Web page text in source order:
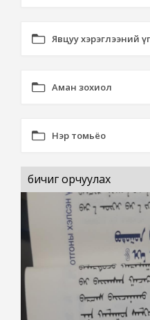
Явцуу хэрэглээний үг
Аман зохиол
Нэр томьёо
бичиг орчуулах